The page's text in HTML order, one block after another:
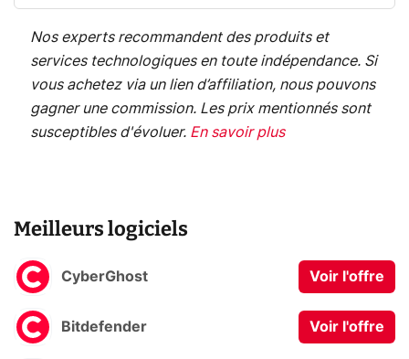
Nos experts recommandent des produits et
services technologiques en toute indépendance. Si
vous achetez via un lien d’affiliation, nous pouvons
gagner une commission. Les prix mentionnés sont
susceptibles d'évoluer. En savoir plus
Meilleurs logiciels
CyberGhost Voir l'offre
Bitdefender Voir l'offre